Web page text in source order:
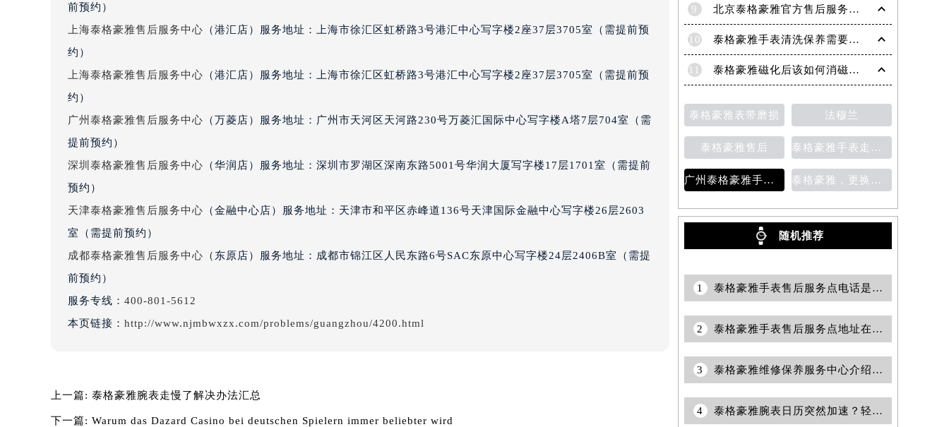
黑龙江省鹤岗市向阳区红军路泰格豪雅售后服务中心（需提前预约）
黑龙江省佳木斯市向阳区长安路泰格豪雅售后服务中心（需提前预约）
黑龙江省七台河市桃山区大同街泰格豪雅售后服务中心（需提前预约）
黑龙江省双鸭山市尖山区新兴大街泰格豪雅售后服务中心（需提前预约）
黑龙江省伊春市伊美区通河路泰格豪雅售后服务中心（需提前预约）
吉林省白山市浑江区浑江大街泰格豪雅售后服务中心（需提前预约）
吉林省吉林市船营区河南街泰格豪雅售后服务中心（需提前预约）
吉林省梅河口市新华街道梅河大街泰格豪雅售后服务中心（需提前预约）
吉林省四平市铁东区紫气大路与南九经街交汇处泰格豪雅售后服务中心（需提前预约）
辽宁省鞍山市铁东区站前街泰格豪雅售后服务中心（需提前预约）
辽宁省本溪市平山区胜利路泰格豪雅售后服务中心（需提前预约）
前预约）
上海泰格豪雅售后服务中心 （港汇店）服务地址：上海市徐汇区虹桥路3号港汇中心写字楼2座37层3705室（需提前预
约）
上海泰格豪雅售后服务中心 （港汇店）服务地址：上海市徐汇区虹桥路3号港汇中心写字楼2座37层3705室（需提前预
约）
广州泰格豪雅售后服务中心 （万菱店）服务地址：广州市天河区天河路230号万菱汇国际中心写字楼A塔7层704室（需
提前预约）
深圳泰格豪雅售后服务中心 （华润店）服务地址：深圳市罗湖区深南东路5001号华润大厦写字楼17层1701室（需提前
预约）
天津泰格豪雅售后服务中心 （金融中心店）服务地址：天津市和平区赤峰道136号天津国际金融中心写字楼26层2603
室（需提前预约）
成都泰格豪雅售后服务中心 （东原店）服务地址：成都市锦江区人民东路6号SAC东原中心写字楼24层2406B室（需提
前预约）
服务专线： 400-801-5612
本页链接： http://www.njmbwxzx.com/problems/guangzhou/4200.html
上一篇: 泰格豪雅腕表走慢了解决办法汇总
下一篇: Warum das Dazard Casino bei deutschen Spielern immer beliebter wird
9 北京泰格豪雅官方售后服务中心｜全部网点地址与官方客服电话权威信息公告（2026年7月最新）
10 泰格豪雅手表清洗保养需要多久？
11 泰格豪雅磁化后该如何消磁？为什么会磁化？
泰格豪雅表带磨损 法穆兰
泰格豪雅售后 泰格豪雅手表走时变快
广州泰格豪雅手表维修服务中心的地址 泰格豪雅，更换表带
随机推荐
1 泰格豪雅手表售后服务点电话是多少？
2 泰格豪雅手表售后服务点地址在哪里？
3 泰格豪雅维修保养服务中心介绍 | 泰格豪雅
4 泰格豪雅腕表日历突然加速？轻松解决走快烦恼